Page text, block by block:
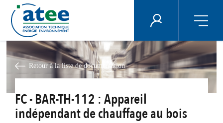
au
contenu
principal
ÉNERGIE PLUS
Retour à la liste de documentation
FC - BAR-TH-112 : Appareil
indépendant de chauffage au bois
Panneau de gestion des cookies